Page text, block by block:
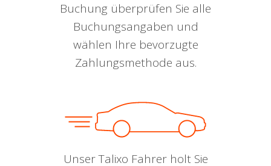
Buchung überprüfen Sie alle
Buchungsangaben und
wählen Ihre bevorzugte
Zahlungsmethode aus.
Unser Talixo Fahrer holt Sie